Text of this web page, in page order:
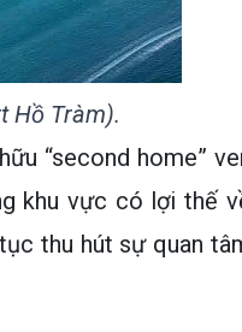
Hồ Tràm).
“second home”
khu vực có lợi thế
thu hút sự quan